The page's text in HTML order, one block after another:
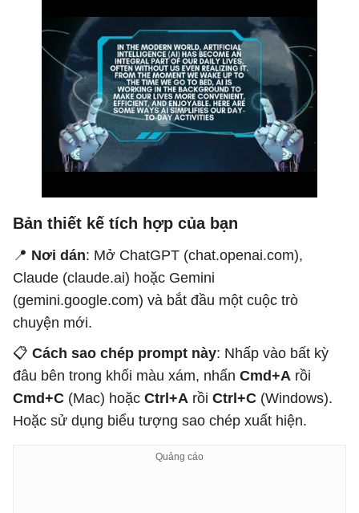
Bản thiết kế tích hợp của bạn
📍 Nơi dán: Mở ChatGPT (chat.openai.com),
Claude (claude.ai) hoặc Gemini
(gemini.google.com) và bắt đầu một cuộc trò
chuyện mới.
📋 Cách sao chép prompt này: Nhấp vào bất kỳ
đâu bên trong khối màu xám, nhấn Cmd+A rồi
Cmd+C (Mac) hoặc Ctrl+A rồi Ctrl+C (Windows).
Hoặc sử dụng biểu tượng sao chép xuất hiện.